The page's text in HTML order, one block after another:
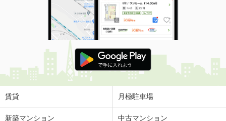
賃貸 月極駐車場
新築マンション 中古マンション